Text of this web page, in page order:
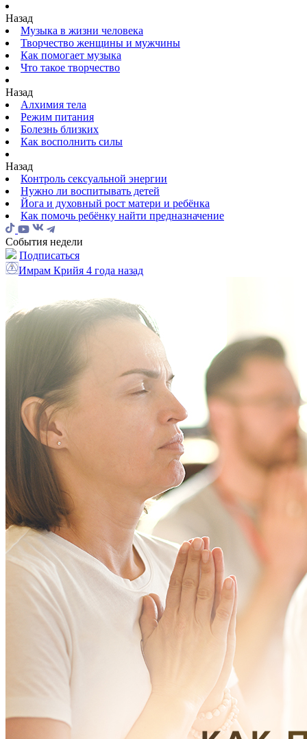
Назад
Музыка в жизни человека
Творчество женщины и мужчины
Как помогает музыка
Что такое творчество
Назад
Алхимия тела
Режим питания
Болезнь близких
Как восполнить силы
Назад
Контроль сексуальной энергии
Нужно ли воспитывать детей
Йога и духовный рост матери и ребёнка
Как помочь ребёнку найти предназначение
События недели
Подписаться
Имрам Крийя 4 года назад